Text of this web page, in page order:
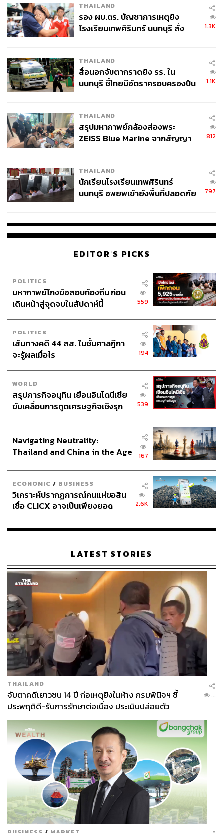
THAILAND
รอง ผบ.ตร. บัญชาการเหตุยิง
โรงเรียนเทพศิรินทร์ นนทบุรี สั่ง
1.3K
THAILAND
สื่อนอกจับตากราดยิง รร. ใน
นนทบุรี ชี้ไทยมีอัตราครอบครองปืน
1.1K
THAILAND
สรุปมหากาพย์กล้องส่องพระ
ZEISS Blue Marine จากสัญญา
จ่ายหนี้-แอบระบุแบรนด์
812
THAILAND
นักเรียนโรงเรียนเทพศิรินทร์
นนทบุรี อพยพเข้ายังพื้นที่ปลอดภัย
797
EDITOR'S PICKS
POLITICS
มหากาพย์โกงข้อสอบท้องถิ่น ก่อน
เดินหน้าสู่จุดจบในสัปดาห์นี้
559
POLITICS
เส้นทางคดี 44 สส. ในชั้นศาลฎีกา
จะรู้ผลเมื่อไร
194
WORLD
สรุปภารกิจอนุทิน เยือนอินโดนีเซีย
ขับเคลื่อนการทูตเศรษฐกิจเชิงรุก
539
Navigating Neutrality:
Thailand and China in the Age
167
ECONOMIC / BUSINESS
วิเคราะห์ปรากฏการณ์คนแห่ขอสิน
เชื่อ CLICX อาจเป็นเพียงยอด
เรือนไทยที่ถูกซุกไว้
2.6K
LATEST STORIES
THAILAND
จับตาคดีเยาวชน 14 ปี ก่อเหตุยิงในห้าง กรมพินิจฯ ชี้
ประพฤติดี-รับการรักษาต่อเนื่อง ประเมินปล่อยตัว
...